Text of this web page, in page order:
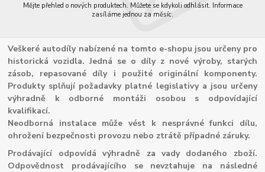
Mějte přehled o nových produktech. Můžete se kdykoli odhlásit. Informace
zasíláme jednou za měsíc.
Veškeré autodíly nabízené na tomto e-shopu jsou určeny pro
historická vozidla. Jedná se o díly z nové výroby, starých
zásob, repasované díly i použité originální komponenty.
Produkty splňují požadavky platné legislativy a jsou určeny
výhradně k odborné montáži osobou s odpovídající
kvalifikací.
Neodborná instalace může vést k nesprávné funkci dílu,
ohrožení bezpečnosti provozu nebo ztrátě případné záruky.
Prodávající odpovídá výhradně za vady dodaného zboží.
Odpovědnost prodávajícího se nevztahuje na následné